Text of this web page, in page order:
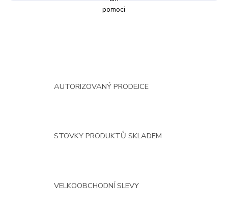
AUTORIZOVANÝ PRODEJCE
STOVKY PRODUKTŮ SKLADEM
VELKOOBCHODNÍ SLEVY